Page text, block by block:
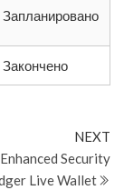
Запланировано
Закончено
NEXT
Security
Live Wallet